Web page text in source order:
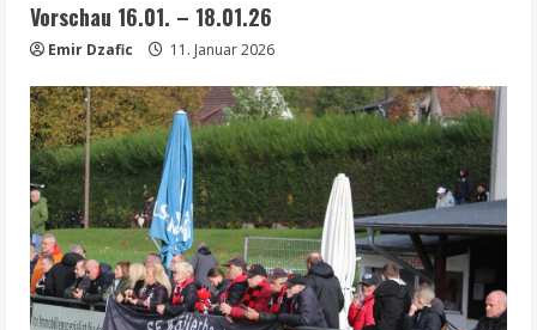
Vorschau 16.01. – 18.01.26
Emir Dzafic 11. Januar 2026